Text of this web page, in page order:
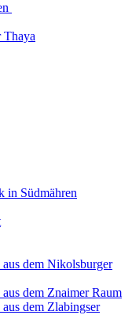
Thaya
in Südmähren
dem Nikolsburger
dem Znaimer Raum
dem Zlabingser